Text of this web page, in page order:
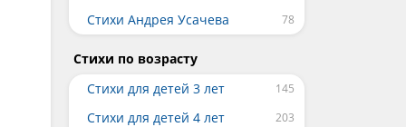
Стихи Андрея Усачева
Стихи по возрасту
Стихи для детей 3 лет
Стихи для детей 4 лет